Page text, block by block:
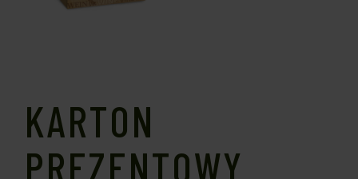
KARTON
PREZENTOWY